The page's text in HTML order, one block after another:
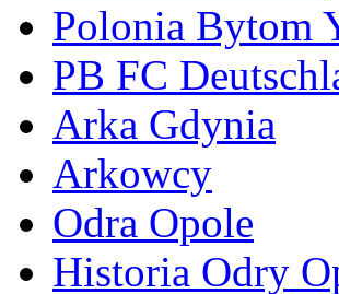
Polonia Bytom
PB FC
Arka Gdynia
Arkowcy
Odra Opole
Historia Odry